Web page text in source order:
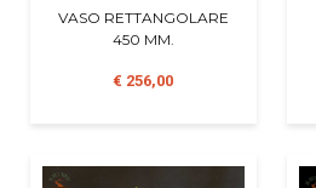
VASO RETTANGOLARE
450 MM.
€ 256,00